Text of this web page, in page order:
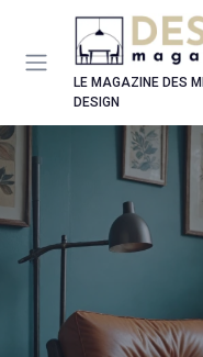
LE MAGAZINE DES
DESIGN
Panneau de gestion des